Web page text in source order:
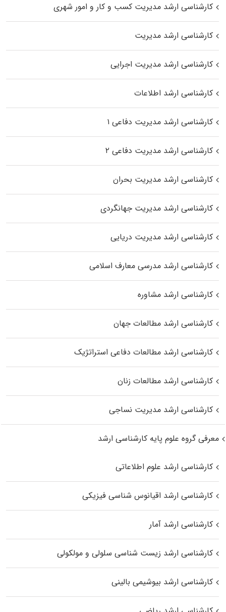
کارشناسی ارشد مدیریت کسب و کار و امور شهری
کارشناسی ارشد مدیریت
کارشناسی ارشد مدیریت اجرایی
کارشناسی ارشد اطلاعات
کارشناسی ارشد مدیریت دفاعی ۱
کارشناسی ارشد مدیریت دفاعی ۲
کارشناسی ارشد مدیریت بحران
کارشناسی ارشد مدیریت جهانگردی
کارشناسی ارشد مدیریت دریایی
کارشناسی ارشد مدرسی معارف اسلامی
کارشناسی ارشد مشاوره
کارشناسی ارشد مطالعات جهان
کارشناسی ارشد مطالعات دفاعی استراتژیک
کارشناسی ارشد مطالعات زنان
کارشناسی ارشد مدیریت نساجی
معرفی گروه علوم پایه کارشناسی ارشد
کارشناسی ارشد علوم اطلاعاتی
کارشناسی ارشد اقیانوس‌ شناسی فیزیکی
کارشناسی ارشد آمار
کارشناسی ارشد زیست شناسی سلولی و مولکولی
کارشناسی ارشد بیوشیمی بالینی